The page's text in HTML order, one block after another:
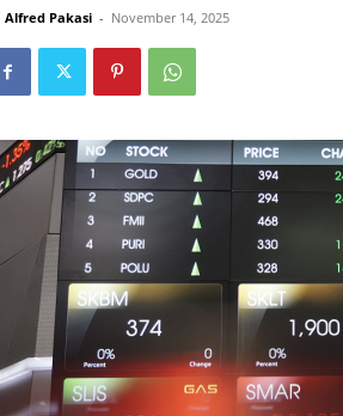
Alfred Pakasi - November 14, 2025